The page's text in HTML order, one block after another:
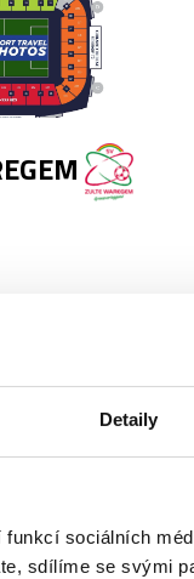
Detaily
sociálních
sdílíme se svými